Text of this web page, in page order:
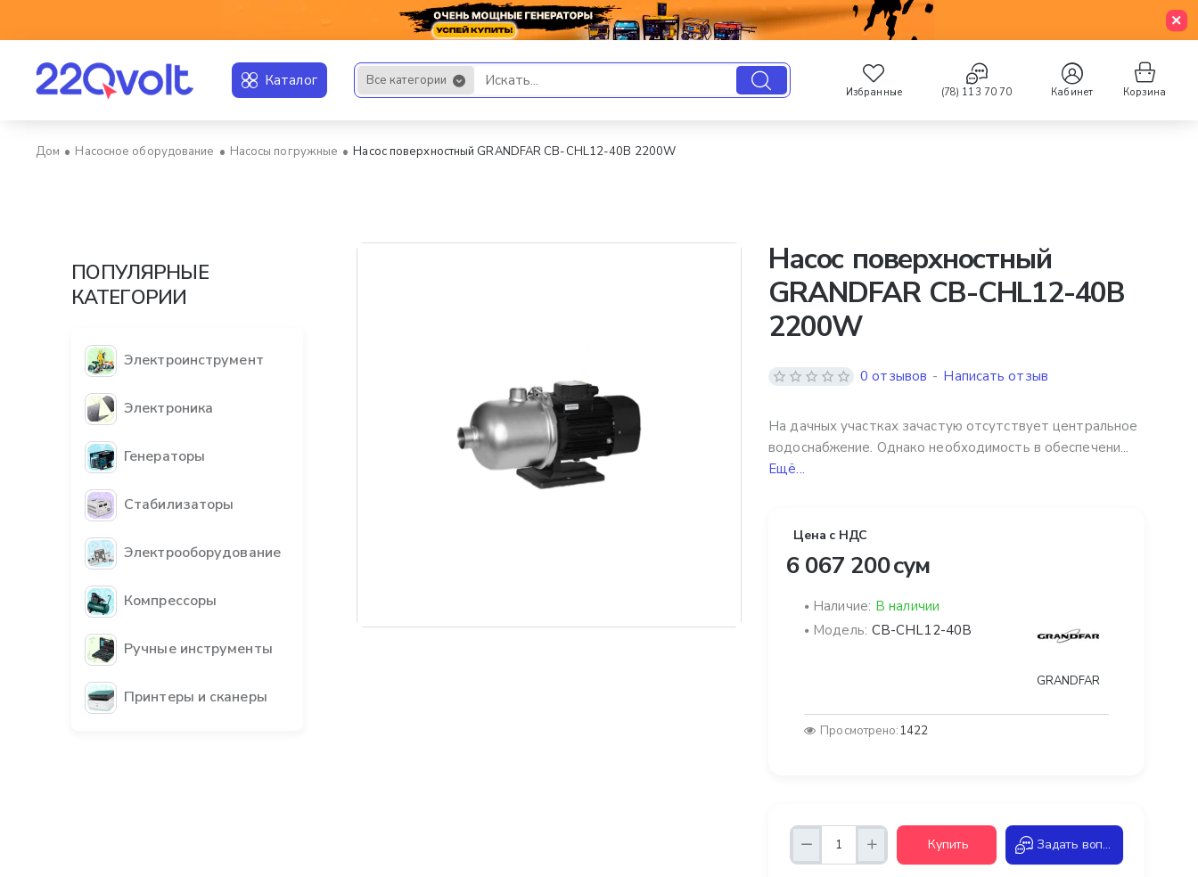
Каталог Все категории
Искать... Избранные (78) 113 70 70 Кабинет Корзина
Насосное оборудование Насосы погружные Насос поверхностный GRANDFAR CB-CHL12-40B 2200W
ПОПУЛЯРНЫЕ
КАТЕГОРИИ
Электроинструмент
Электроника
Генераторы
Стабилизаторы
Электрооборудование
Компрессоры
Ручные инструменты
Принтеры и сканеры
Насос поверхностный
GRANDFAR CB-CHL12-40B
2200W
На дачных участках зачастую отсутствует центральное
водоснабжение. Однако необходимость в обеспечени...
Ещё...
0 отзывов - Написать отзыв
Цена с НДС
6 067 200 сум
Наличие: В наличии
Модель: CB-CHL12-40B
GRANDFAR
Просмотрено:1422
Купить Задать вопрос